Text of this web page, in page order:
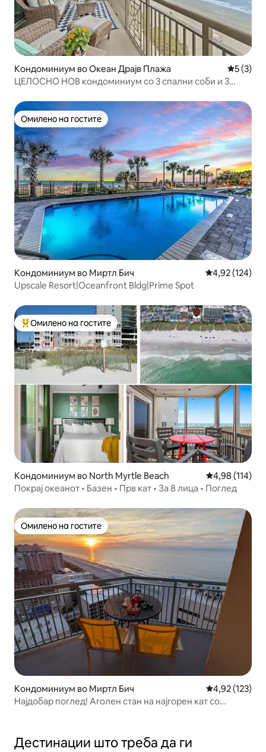
Кондоминиум во Океан Драјв Плажа
5 (3)
ЦЕЛОСНО НОВ кондоминиум со 3 спални соби и 3
Омилено на гостите
Омилено на гостите
Кондоминиум во Миртл Бич Просечна
4,92 (124)
Upscale Resort|Oceanfront Bldg|Prime Spot
Меѓу најуспешните „Омилени на гостите“
Омилено на гостите
Кондоминиум во North Myrtle Beach Просечна
4,98 (114)
Покрај океанот • Базен • Прв кат • За 8 лица • Поглед
Омилено на гостите
Омилено на гостите
Кондоминиум во Миртл Бич Просечна
4,92 (123)
Најдобар поглед! Аголен стан на најгорен кат со
Дестинации што треба да ги